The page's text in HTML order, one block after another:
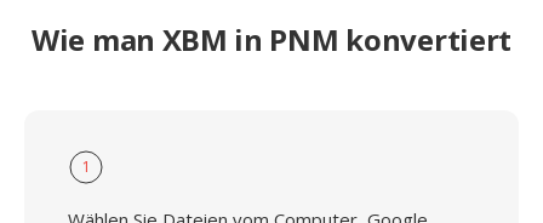
Wie man XBM in PNM konvertiert
1